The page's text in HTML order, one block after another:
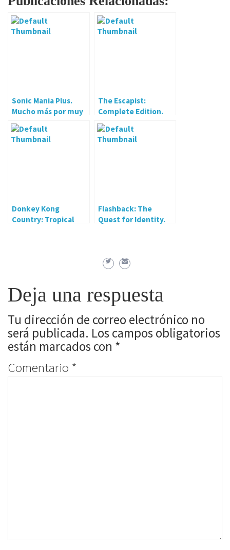
Sonic Mania Plus.
Mucho más por muy
poco.
The Escapist:
Complete Edition.
Una maravillosa
paradoja.
Donkey Kong
Country: Tropical
Flashback: The
Quest for Identity.
Deja una respuesta
Tu dirección de correo electrónico no
será publicada. Los campos obligatorios
están marcados con *
Comentario *